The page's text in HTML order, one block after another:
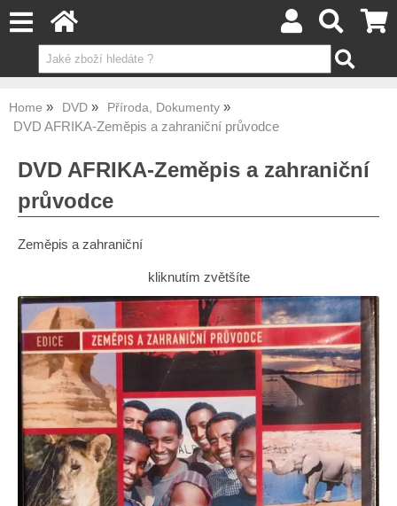
Home DVD Příroda, Dokumenty
DVD AFRIKA-Zeměpis a zahraniční průvodce
DVD AFRIKA-Zeměpis a zahraniční
průvodce
Zeměpis a zahraniční
kliknutím zvětšíte